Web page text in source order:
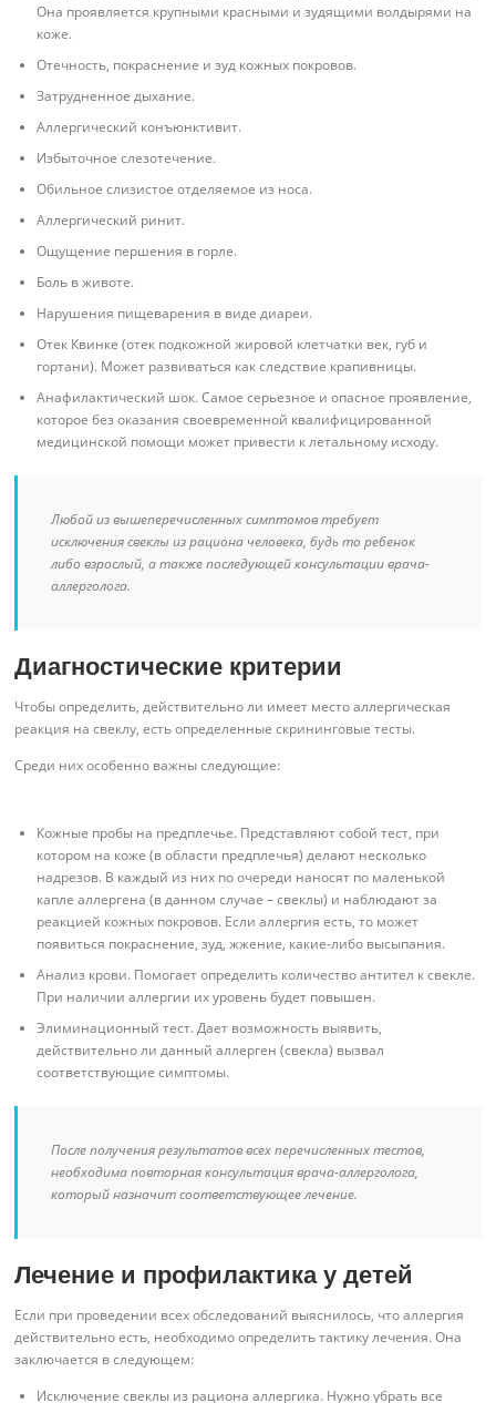
Она проявляется крупными красными и зудящими волдырями на
коже.
Отечность, покраснение и зуд кожных покровов.
Затрудненное дыхание.
Аллергический конъюнктивит.
Избыточное слезотечение.
Обильное слизистое отделяемое из носа.
Аллергический ринит.
Ощущение першения в горле.
Боль в животе.
Нарушения пищеварения в виде диареи.
Отек Квинке (отек подкожной жировой клетчатки век, губ и
гортани). Может развиваться как следствие крапивницы.
Анафилактический шок. Самое серьезное и опасное проявление,
которое без оказания своевременной квалифицированной
медицинской помощи может привести к летальному исходу.
Любой из вышеперечисленных симптомов требует
исключения свеклы из рациона человека, будь то ребенок
либо взрослый, а также последующей консультации врача-
аллерголога.
Диагностические критерии
Чтобы определить, действительно ли имеет место аллергическая
реакция на свеклу, есть определенные скрининговые тесты.
Среди них особенно важны следующие:
Кожные пробы на предплечье. Представляют собой тест, при
котором на коже (в области предплечья) делают несколько
надрезов. В каждый из них по очереди наносят по маленькой
капле аллергена (в данном случае – свеклы) и наблюдают за
реакцией кожных покровов. Если аллергия есть, то может
появиться покраснение, зуд, жжение, какие-либо высыпания.
Анализ крови. Помогает определить количество антител к свекле.
При наличии аллергии их уровень будет повышен.
Элиминационный тест. Дает возможность выявить,
действительно ли данный аллерген (свекла) вызвал
соответствующие симптомы.
После получения результатов всех перечисленных тестов,
необходима повторная консультация врача-аллерголога,
который назначит соответствующее лечение.
Лечение и профилактика у детей
Если при проведении всех обследований выяснилось, что аллергия
действительно есть, необходимо определить тактику лечения. Она
заключается в следующем:
Исключение свеклы из рациона аллергика. Нужно убрать все